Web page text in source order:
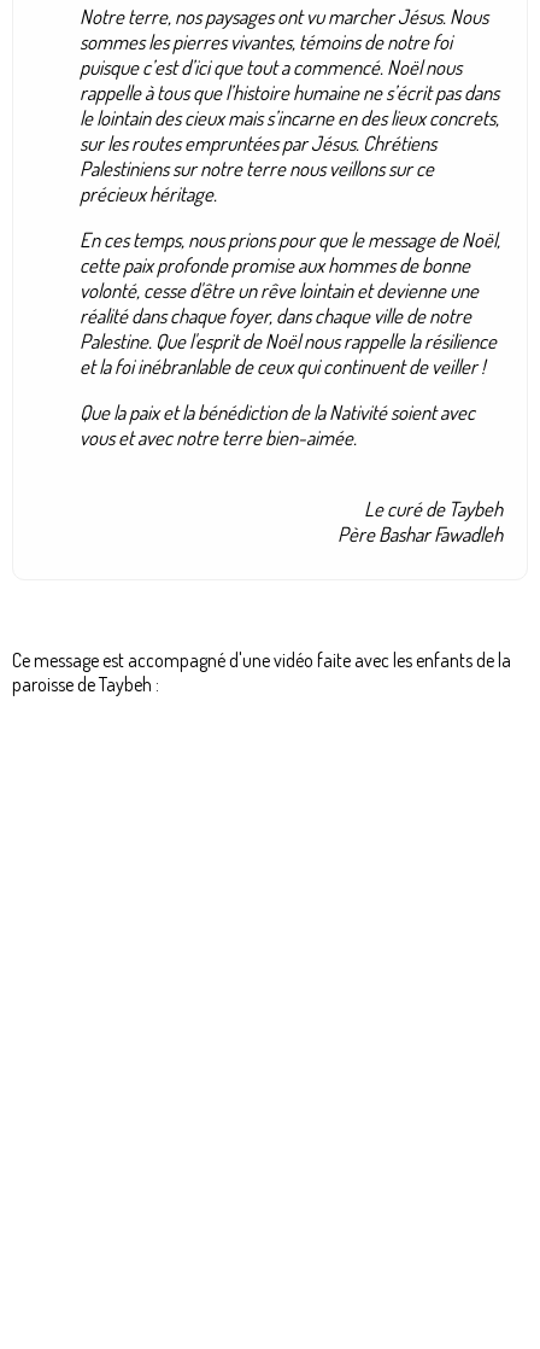
Notre terre, nos paysages ont vu marcher Jésus. Nous
sommes les pierres vivantes, témoins de notre foi
puisque c’est d’ici que tout a commencé. Noël nous
rappelle à tous que l’histoire humaine ne s’écrit pas dans
le lointain des cieux mais s’incarne en des lieux concrets,
sur les routes empruntées par Jésus. Chrétiens
Palestiniens sur notre terre nous veillons sur ce
précieux héritage.
En ces temps, nous prions pour que le message de Noël,
cette paix profonde promise aux hommes de bonne
volonté, cesse d'être un rêve lointain et devienne une
réalité dans chaque foyer, dans chaque ville de notre
Palestine. Que l'esprit de Noël nous rappelle la résilience
et la foi inébranlable de ceux qui continuent de veiller !
Que la paix et la bénédiction de la Nativité soient avec
vous et avec notre terre bien-aimée.
Le curé de Taybeh
Père Bashar Fawadleh
Ce message est accompagné d'une vidéo faite avec les enfants de la
paroisse de Taybeh :